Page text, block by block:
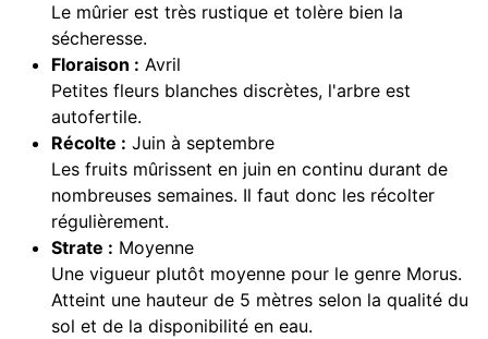
Le mûrier est très rustique et tolère bien la
sécheresse.
Floraison : Avril
Petites fleurs blanches discrètes, l'arbre est
autofertile.
Récolte : Juin à septembre
Les fruits mûrissent en juin en continu durant de
nombreuses semaines. Il faut donc les récolter
régulièrement.
Strate : Moyenne
Une vigueur plutôt moyenne pour le genre Morus.
Atteint une hauteur de 5 mètres selon la qualité du
sol et de la disponibilité en eau.